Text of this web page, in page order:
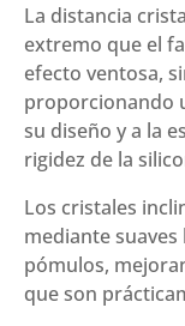
La distancia
extremo que el
efecto ventosa,
proporcionando
su diseño y a la
rigidez de la
Los cristales
mediante
pómulos,
que son